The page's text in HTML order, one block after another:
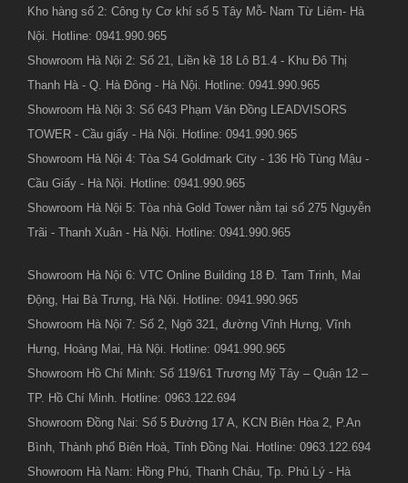
Kho hàng số 2: Công ty Cơ khí số 5 Tây Mỗ- Nam Từ Liêm- Hà
Nội. Hotline: 0941.990.965
Showroom Hà Nội 2: Số 21, Liền kề 18 Lô B1.4 - Khu Đô Thị
Thanh Hà - Q. Hà Đông - Hà Nội. Hotline: 0941.990.965
Showroom Hà Nội 3: Số 643 Phạm Văn Đồng LEADVISORS
TOWER - Cầu giấy - Hà Nội. Hotline: 0941.990.965
Showroom Hà Nội 4: Tòa S4 Goldmark City - 136 Hồ Tùng Mậu -
Cầu Giấy - Hà Nội. Hotline: 0941.990.965
Showroom Hà Nội 5: Tòa nhà Gold Tower nằm tại số 275 Nguyễn
Trãi - Thanh Xuân - Hà Nội. Hotline: 0941.990.965
Showroom Hà Nội 6: VTC Online Building 18 Đ. Tam Trinh, Mai
Động, Hai Bà Trưng, Hà Nội. Hotline: 0941.990.965
Showroom Hà Nội 7: Số 2, Ngõ 321, đường Vĩnh Hưng, Vĩnh
Hưng, Hoàng Mai, Hà Nội. Hotline: 0941.990.965
Showroom Hồ Chí Minh: Số 119/61 Trương Mỹ Tây – Quận 12 –
TP. Hồ Chí Minh. Hotline: 0963.122.694
Showroom Đồng Nai: Số 5 Đường 17 A, KCN Biên Hòa 2, P.An
Bình, Thành phố Biên Hoà, Tỉnh Đồng Nai. Hotline: 0963.122.694
Showroom Hà Nam: Hồng Phú, Thanh Châu, Tp. Phủ Lý - Hà